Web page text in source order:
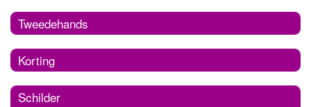
Tweedehands
Korting
Schilder